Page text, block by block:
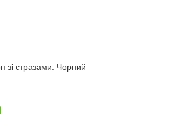
зі стразами. Чорний